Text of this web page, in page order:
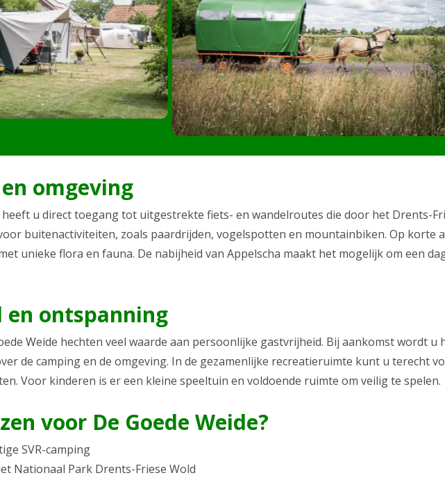
omgeving
heeft u direct toegang tot uitgestrekte fiets- en wandelroutes die door het Drents-
buitenactiviteiten, zoals paardrijden, vogelspotten en mountainbiken. Op korte
unieke flora en fauna. De nabijheid van Appelscha maakt het mogelijk om een
en ontspanning
Weide hechten veel waarde aan persoonlijke gastvrijheid. Bij aankomst wordt
de camping en de omgeving. In de gezamenlijke recreatieruimte kunt u terecht
Voor kinderen is er een kleine speeltuin en voldoende ruimte om veilig te spelen.
voor De Goede Weide?
SVR-camping
Nationaal Park Drents-Friese Wold